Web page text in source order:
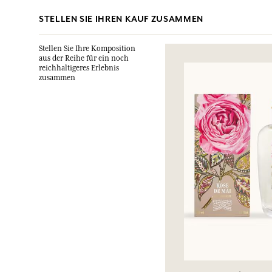
STELLEN SIE IHREN KAUF ZUSAMMEN
Stellen Sie Ihre Komposition
aus der Reihe für ein noch
reichhaltigeres Erlebnis
zusammen